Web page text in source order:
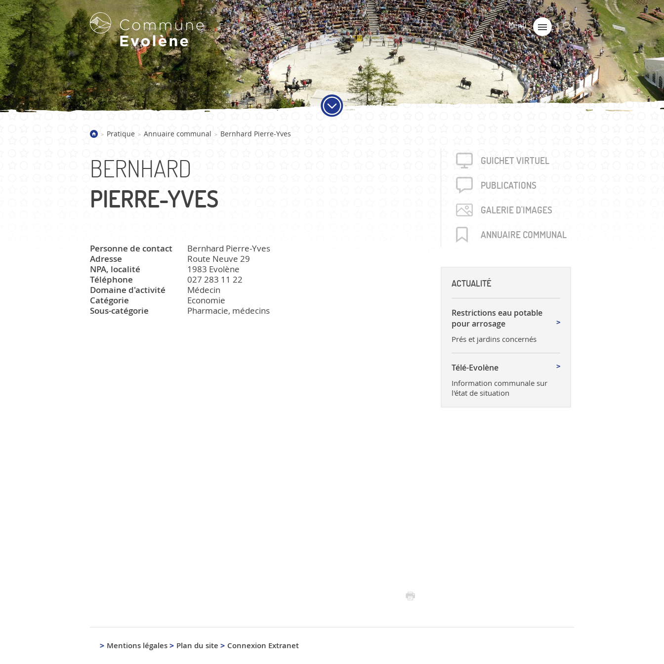
LA COMMUNE D'EVOLÈNE
Villages
Actualités
Historique
ADMINISTRATION VIE LOCALE
Objets trouvés
Carte jounalière dégriffée commune
Sociétés locales
CULTURE ET PATRIMOINE
Patrimoine
Office du tourisme
Manifestations
PRATIQUE
Energie
> Pratique > Annuaire communal > Bernhard Pierre-Yves
BERNHARD
PIERRE-YVES
Personne de contact
Bernhard Pierre-Yves
Adresse
Route Neuve 29
NPA, localité
1983 Evolène
Téléphone
027 283 11 22
Domaine d'activité
Médecin
Catégorie
Economie
Sous-catégorie
Pharmacie, médecins
GUICHET VIRTUEL
PUBLICA­TIONS
GALERIE D'IMAGES
ANNUAIRE COMMUNAL
ACTUALITÉ
Restrictions eau potable
pour arrosage
Prés et jardins concernés
Télé-Evolène
Information communale sur
l'état de situation
Mentions légales Plan du site Connexion Extranet